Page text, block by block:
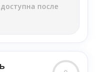
после